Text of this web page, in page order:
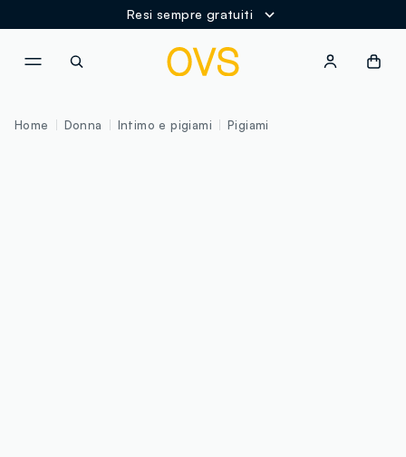
Resi sempre gratuiti
Home Donna Intimo e pigiami Pigiami